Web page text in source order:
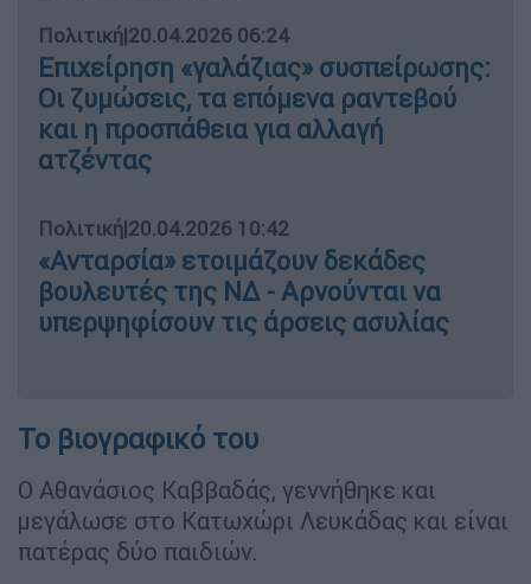
Πολιτική|20.04.2026 06:24
Επιχείρηση «γαλάζιας» συσπείρωσης:
Οι ζυμώσεις, τα επόμενα ραντεβού
και η προσπάθεια για αλλαγή
ατζέντας
Πολιτική|20.04.2026 10:42
«Ανταρσία» ετοιμάζουν δεκάδες
βουλευτές της ΝΔ - Αρνούνται να
υπερψηφίσουν τις άρσεις ασυλίας
Το βιογραφικό του
Ο Αθανάσιος Καββαδάς, γεννήθηκε και
μεγάλωσε στο Κατωχώρι Λευκάδας και είναι
πατέρας δύο παιδιών.